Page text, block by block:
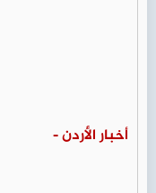
أخبار الأردن -